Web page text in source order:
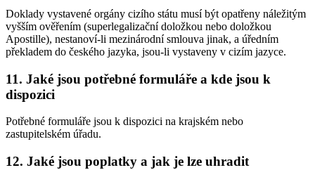
Doklady vystavené orgány cizího státu musí být opatřeny náležitým
vyšším ověřením (superlegalizační doložkou nebo doložkou
Apostille), nestanoví-li mezinárodní smlouva jinak, a úředním
překladem do českého jazyka, jsou-li vystaveny v cizím jazyce.
11. Jaké jsou potřebné formuláře a kde jsou k
dispozici
Potřebné formuláře jsou k dispozici na krajském nebo
zastupitelském úřadu.
12. Jaké jsou poplatky a jak je lze uhradit